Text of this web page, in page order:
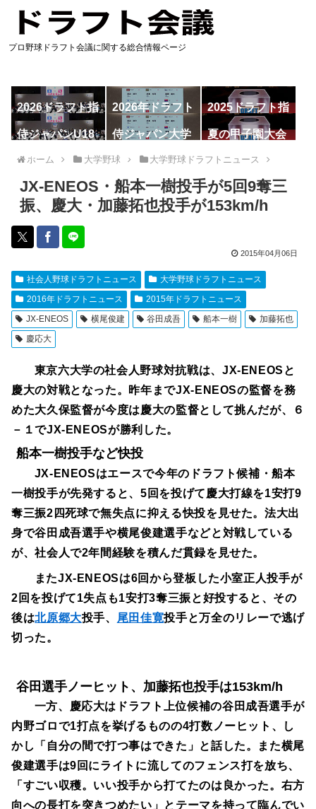
プロ野球ドラフト会議に関する総合情報ページ
2026ドラフト指
名予想
2026年ドラフト
候補
2025ドラフト指
名一覧
侍ジャパンU18
代表
侍ジャパン大学
代表
夏の甲子園大会
ホーム 大学野球 大学野球ドラフトニュース
JX-ENEOS・船本一樹投手が5回9奪三
振、慶大・加藤拓也投手が153km/h
2015年04月06日
社会人野球ドラフトニュース
大学野球ドラフトニュース
2016年ドラフトニュース
2015年ドラフトニュース
JX-ENEOS
横尾俊建 谷田成吾 船本一樹
加藤拓也
慶応大
東京六大学の社会人野球対抗戦は、JX-ENEOSと
慶大の対戦となった。昨年までJX-ENEOSの監督を務
めた大久保監督が今度は慶大の監督として挑んだが、６
－１でJX-ENEOSが勝利した。
船本一樹投手など快投
JX-ENEOSはエースで今年のドラフト候補・船本
一樹投手が先発すると、5回を投げて慶大打線を1安打9
奪三振2四死球で無失点に抑える快投を見せた。法大出
身で谷田成吾選手や横尾俊建選手などと対戦している
が、社会人で2年間経験を積んだ貫録を見せた。
またJX-ENEOSは6回から登板した小室正人投手が
2回を投げて1失点も1安打3奪三振と好投すると、その
後は北原郷大投手、 尾田佳寛投手と万全のリレーで逃げ
切った。
谷田選手ノーヒット、加藤拓也投手は153km/h
一方、慶応大はドラフト上位候補の谷田成吾選手が
内野ゴロで1打点を挙げるものの4打数ノーヒット、し
かし「自分の間で打つ事はできた」と話した。また横尾
俊建選手は9回にライトに流してのフェンス打を放ち、
「すごい収穫。いい投手から打てたのは良かった。右方
向への長打を突きつめたい」とテーマを持って臨んでい